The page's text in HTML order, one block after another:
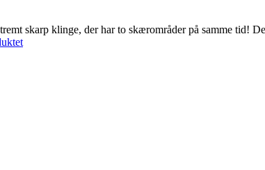
skarp klinge, der har to skærområder på samme tid!